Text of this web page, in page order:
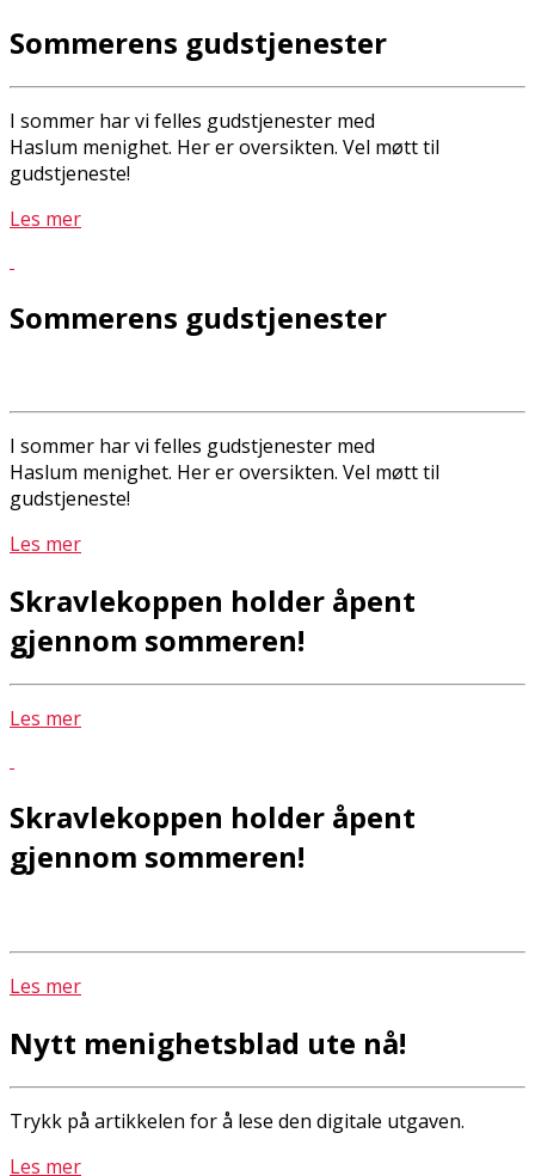
Sommerens gudstjenester
I sommer har vi felles gudstjenester med
Haslum menighet. Her er oversikten. Vel møtt til
gudstjeneste!
Les mer
Sommerens gudstjenester
I sommer har vi felles gudstjenester med
Haslum menighet. Her er oversikten. Vel møtt til
gudstjeneste!
Les mer
Skravlekoppen holder åpent
gjennom sommeren!
Les mer
Skravlekoppen holder åpent
gjennom sommeren!
Les mer
Nytt menighetsblad ute nå!
Trykk på artikkelen for å lese den digitale utgaven.
Les mer